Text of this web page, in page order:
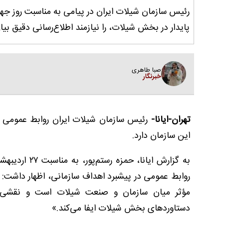
رئیس سازمان شیلات ایران در پیامی به مناسبت روز
پایدار در بخش شیلات، را نیازمند اطلاع‌رسانی دقیق
صبا طاهری
خبرنگار
تهران-ایانا- رئیس سازمان شیلات ایران روابط
این سازمان دارد.
به گزارش
روابط عمومی در پیشبرد اهداف سازمانی، اظهار
مؤثر میان سازمان و صنعت شیلات است و نقشی
دستاوردهای بخش شیلات ایفا می‌کند.»